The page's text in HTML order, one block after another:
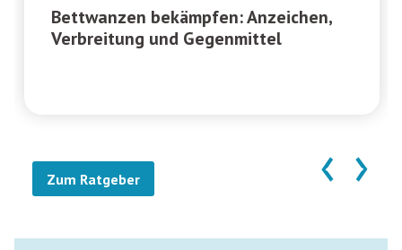
Bettwanzen bekämpfen: Anzeichen,
Verbreitung und Gegenmittel
‹ ›
Zum Ratgeber